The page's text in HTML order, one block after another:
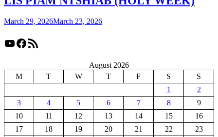
March 29, 2026March 23, 2026
YouTube
Facebook
RSS Feed
August 2026
M
T W T F S
S
1
2
3
4 5 6 7 8
9
10
11 12 13 14 15
16
17
18 19 20 21 22
23